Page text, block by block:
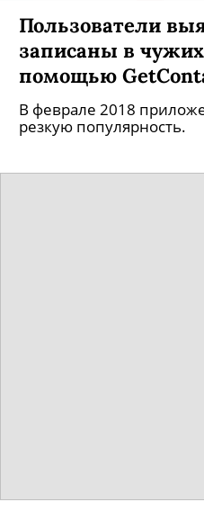
Пользователи
записаны в
помощью
В феврале 2018
резкую популярность.